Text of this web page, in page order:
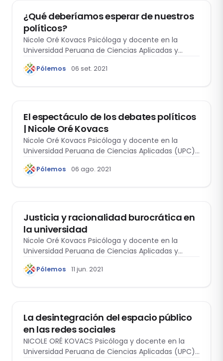
¿Qué deberíamos esperar de nuestros
políticos?
Nicole Oré Kovacs Psicóloga y docente en la
Universidad Peruana de Ciencias Aplicadas y…
Pólemos 06 set. 2021
El espectáculo de los debates políticos
| Nicole Oré Kovacs
Nicole Oré Kovacs Psicóloga y docente en la
Universidad Peruana de Ciencias Aplicadas (UPC)…
Pólemos 06 ago. 2021
Justicia y racionalidad burocrática en
la universidad
Nicole Oré Kovacs Psicóloga y docente en la
Universidad Peruana de Ciencias Aplicadas y…
Pólemos 11 jun. 2021
La desintegración del espacio público
en las redes sociales
NICOLE ORÉ KOVACS Psicóloga y docente en la
Universidad Peruana de Ciencias Aplicadas (UPC)…